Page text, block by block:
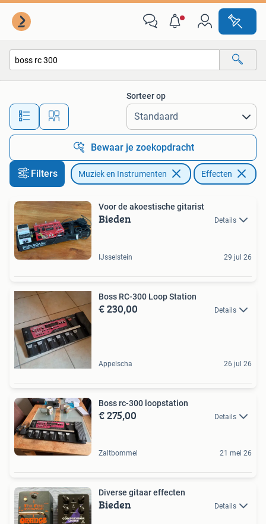
Alle afstanden…
Sorteer op
Bewaar je zoekopdracht
Filters Muziek en Instrumenten Effecten
Voor de akoestische gitarist
Bieden Details
IJsselstein 29 jul 26
Boss RC-300 Loop Station
€ 230,00 Details
Appelscha 26 jul 26
Boss rc-300 loopstation
€ 275,00 Details
Zaltbommel 21 mei 26
Diverse gitaar effecten
Bieden Details